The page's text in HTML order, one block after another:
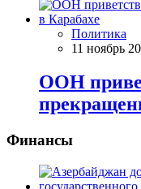
Политика
11 ноябрь
ООН
Финансы